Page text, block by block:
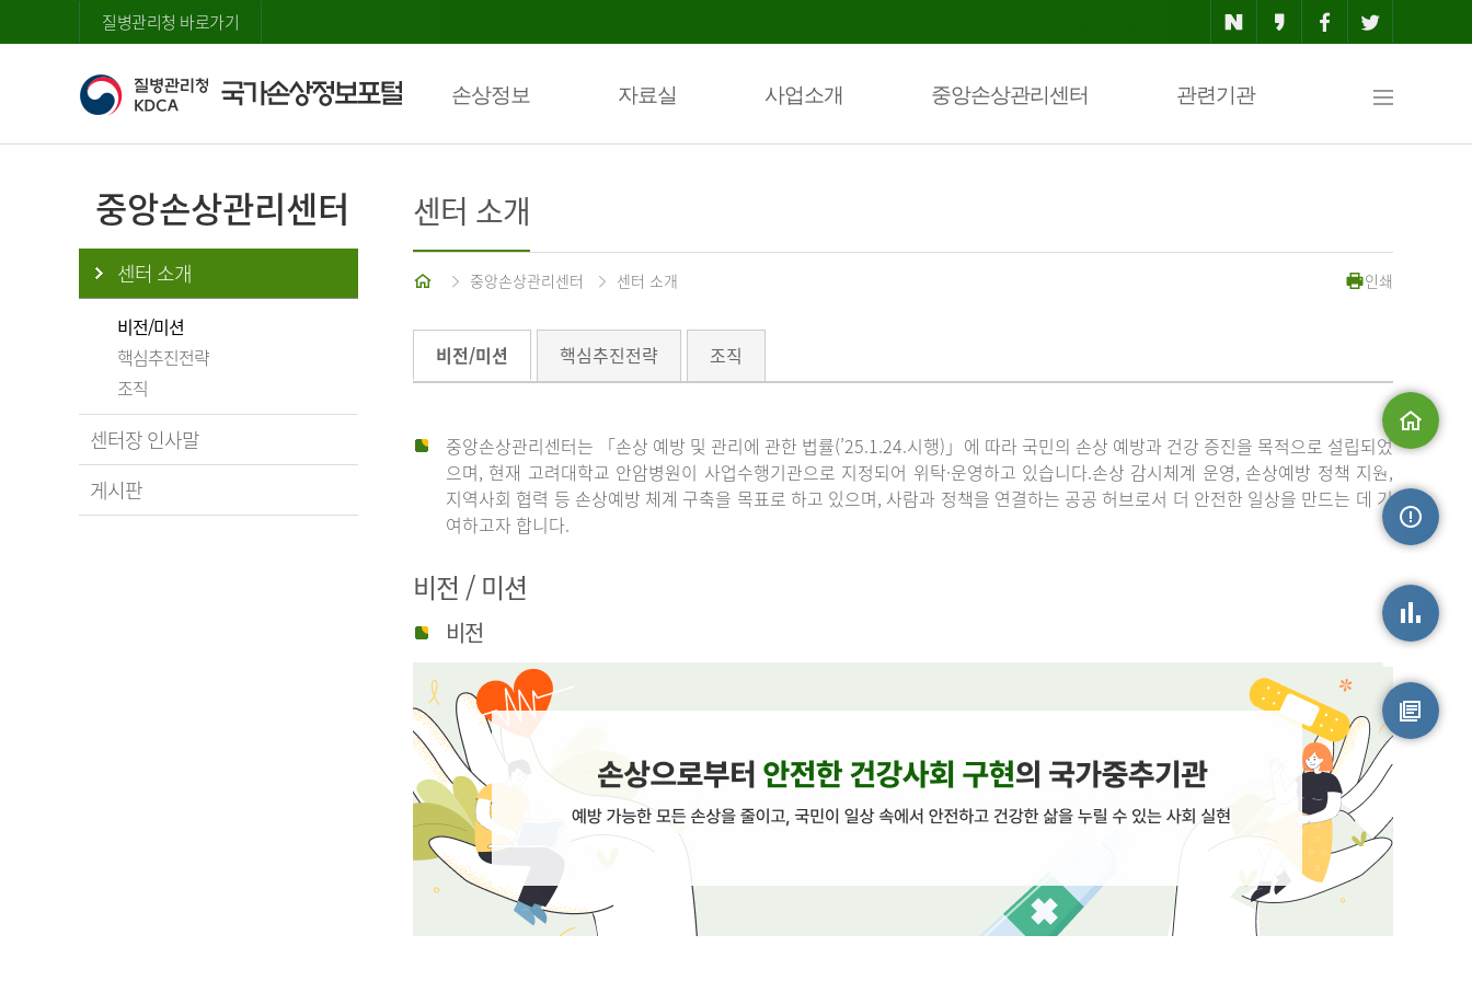
질병관리청 바로가기
손상정보 자료실 사업소개 중앙손상관리센터 관련기관
맵
중앙손상관리센터
센터 소개
비전/미션
핵심추진전략
조직
센터장 인사말
게시판
센터 소개
중앙손상관리센터 센터 소개 인쇄
비전/미션 핵심추진전략 조직
중앙손상관리센터는 「손상 예방 및 관리에 관한 법률(’25.1.24.시행)」에 따라 국민의 손상 예방과 건강 증진을 목적으로 설립되었
으며, 현재 고려대학교 안암병원이 사업수행기관으로 지정되어 위탁·운영하고 있습니다.손상 감시체계 운영, 손상예방 정책 지원,
지역사회 협력 등 손상예방 체계 구축을 목표로 하고 있으며, 사람과 정책을 연결하는 공공 허브로서 더 안전한 일상을 만드는 데 기
여하고자 합니다.
비전 / 미션
비전
원시자료